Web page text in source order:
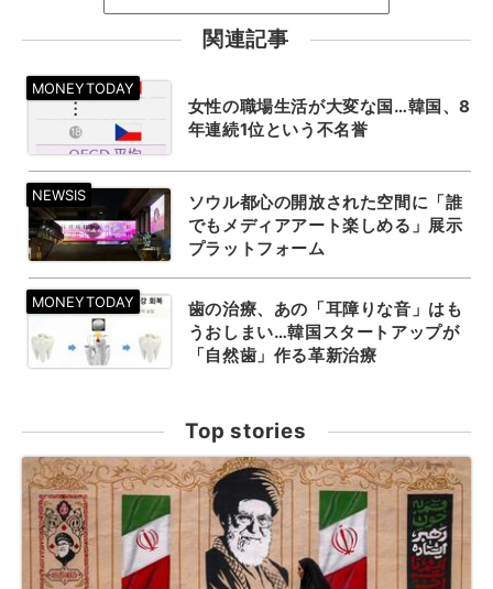
関連記事
女性の職場生活が大変な国…韓国、8
年連続1位という不名誉
ソウル都心の開放された空間に「誰
でもメディアアート楽しめる」展示
プラットフォーム
歯の治療、あの「耳障りな音」はも
うおしまい…韓国スタートアップが
「自然歯」作る革新治療
Top stories